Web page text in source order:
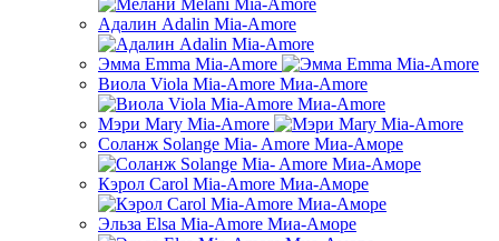
Адалин Adalin Mia-Amore
Эмма Emma Mia-Amore
Виола Viola Mia-Amore Миа-Amore
Мэри Mary Mia-Amore
Соланж Solange Мia- Amore Миа-Аморе
Кэрол Carol Mia-Amore Миа-Аморе
Эльза Elsa Mia-Amore Миа-Аморе